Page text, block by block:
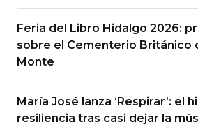
Feria del Libro Hidalgo 2026:
sobre el Cementerio Británico
Monte
María José lanza ‘Respirar’: el
resiliencia tras casi dejar la